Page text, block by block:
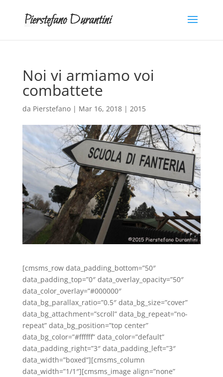
Noi vi armiamo voi
combattete
da Pierstefano| Mar 16, 2018| 2015
[cmsms_row data_padding_bottom=”50″
data_padding_top=”0″ data_overlay_opacity=”50″
data_color_overlay=”#000000″
data_bg_parallax_ratio=”0.5″ data_bg_size=”cover”
data_bg_attachment=”scroll” data_bg_repeat=”no-
repeat” data_bg_position=”top center”
data_bg_color=”#ffffff” data_color=”default”
data_padding_right=”3″ data_padding_left=”3″
data_width=”boxed”][cmsms_column
data_width=”1/1″][cmsms_image align=”none”